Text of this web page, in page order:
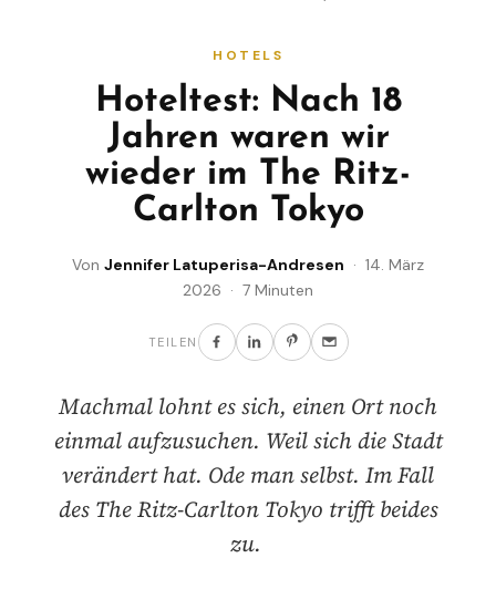
HOTELS
Hoteltest: Nach 18
Jahren waren wir
wieder im The Ritz-
Carlton Tokyo
Von Jennifer Latuperisa-Andresen · 14. März
2026 · 7 Minuten
TEILEN
Machmal lohnt es sich, einen Ort noch
einmal aufzusuchen. Weil sich die Stadt
verändert hat. Ode man selbst. Im Fall
des The Ritz-Carlton Tokyo trifft beides
zu.